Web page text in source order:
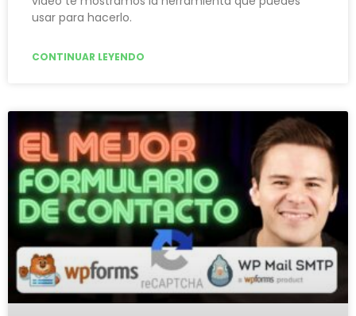
usar para hacerlo.
CONTINUAR LEYENDO